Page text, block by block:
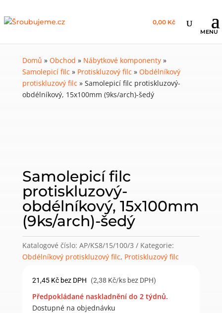
0,00 Kč
Domů » Obchod » Nábytkové komponenty»
Samolepicí filc » Protiskluzový filc » Obdélníkový
protiskluzový filc » Samolepicí filc protiskluzový-
obdélníkový, 15x100mm (9ks/arch)-šedý
Samolepicí filc
protiskluzový-
obdélníkový, 15x100mm
(9ks/arch)-šedý
Katalogové číslo: AP/KS8/15/100/3
Kategorie:
Obdélníkový protiskluzový filc, Protiskluzový filc
21,45 Kč bez DPH (2,38 Kč/ks bez DPH)
Předpokládané naskladnění do 2 týdnů.
Dostupné na objednávku